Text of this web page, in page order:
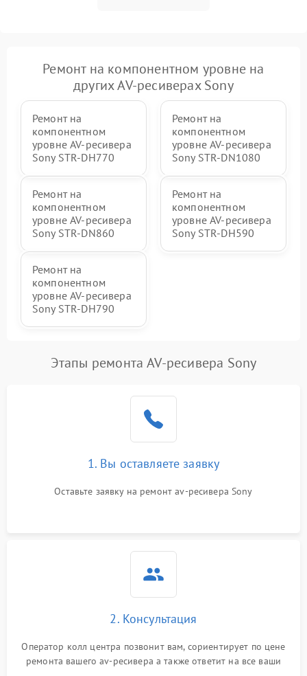
Ремонт на компонентном уровне на
других AV-ресиверах Sony
Ремонт на
компонентном
уровне AV-ресивера
Sony STR-DH770
Ремонт на
компонентном
уровне AV-ресивера
Sony STR-DN1080
Ремонт на
компонентном
уровне AV-ресивера
Sony STR-DN860
Ремонт на
компонентном
уровне AV-ресивера
Sony STR-DH590
Ремонт на
компонентном
уровне AV-ресивера
Sony STR-DH790
Этапы ремонта AV-ресивера Sony
1. Вы оставляете заявку
Оставьте заявку на ремонт av-ресивера Sony
2. Консультация
Оператор колл центра позвонит вам, сориентирует по цене
ремонта вашего av-ресивера а также ответит на все ваши